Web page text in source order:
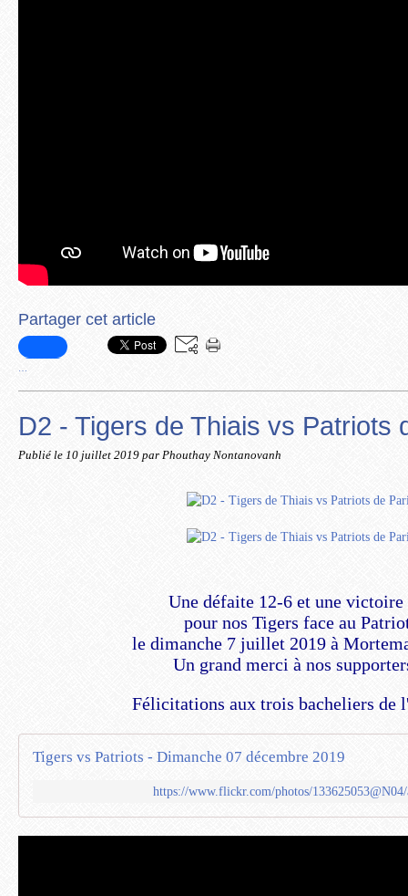
Partager cet article
D2 - Tigers de Thiais vs Patriots
Publié le 10 juillet 2019 par Phouthay Nontanovanh
Une défaite 12-6 et une victoire
pour nos Tigers face au
le dimanche 7 juillet 2019 à
Un grand merci à nos
Félicitations aux trois bacheliers de
Tigers vs Patriots - Dimanche 07 décembre 2019
https://www.flickr.com/photos/